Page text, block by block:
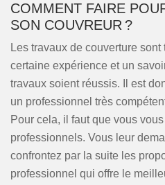
COMMENT FAIRE
SON COUVREUR ?
Les travaux de couverture
certaine expérience et un
travaux soient réussis. Il est
un professionnel très
Pour cela, il faut que vous
professionnels. Vous leur
confrontez par la suite les
professionnel qui offre le